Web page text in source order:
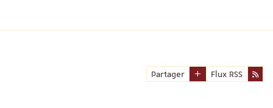
Partager Flux RSS